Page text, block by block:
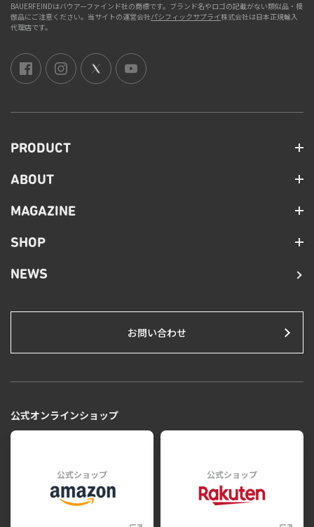
BAUERFEINDはバウアーファインド社の商標です。ブランド名やロゴの記載がない類似品・模
倣品にご注意ください。当サイトの運営会社パシフィックサプライ株式会社は日本正規輸入
代理店です。
PRODUCT
ABOUT
MAGAZINE
SHOP
NEWS
お問い合わせ
公式オンラインショップ
公式ショップ 公式ショップ